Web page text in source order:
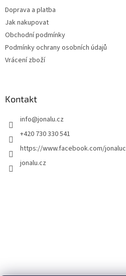
Doprava a platba
Jak nakupovat
Obchodní podmínky
Podmínky ochrany osobních údajů
Vrácení zboží
Kontakt
info@jonalu.cz
+420 730 330 541
https://www.facebook.com/
jonalu.cz